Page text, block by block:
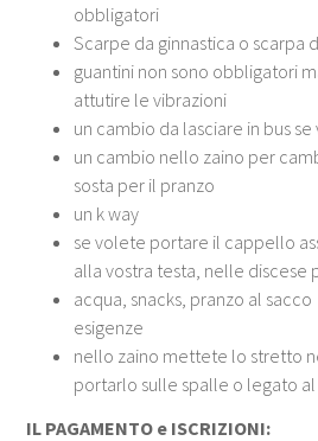
obbligatori
Scarpe da ginnastica o scarpa
guantini non sono obbligatori
attutire le vibrazioni
un cambio da lasciare in bus
un cambio nello zaino per
sosta per il pranzo
un k way
se volete portare il cappello
alla vostra testa, nelle discese
acqua, snacks, pranzo al
esigenze
nello zaino mettete lo stretto
portarlo sulle spalle o legato
IL PAGAMENTO e ISCRIZIONI: